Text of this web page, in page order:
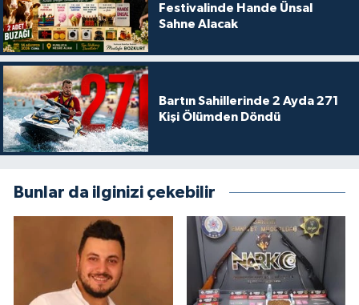
Festivalinde Hande Ünsal
Sahne Alacak
Bartın Sahillerinde 2 Ayda 271
Kişi Ölümden Döndü
Bunlar da ilginizi çekebilir